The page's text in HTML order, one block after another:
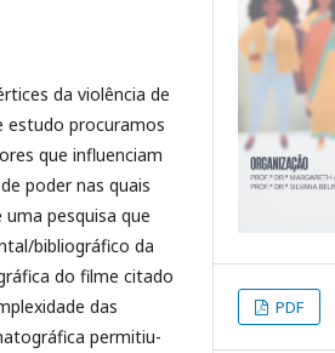
da violência de
estudo procuramos
que influenciam
poder nas quais
pesquisa que
bibliográfico da
do filme citado
das
permitiu-
PDF